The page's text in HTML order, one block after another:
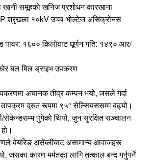
समूहको खनिज प्रशोधन कारखाना
श्रृंखला १०kV उच्च-भोल्टेज असिंक्रोनस
पावर: १६०० किलोवाट घूर्णन गति: १४९० आर/
बल मिल ड्राइभ उपकरण
अचानक तीव्र कम्पन भयो, जसले गर्दा
तापक्रम द्रुत रूपमा ९५° सेल्सियससम्म बढ्यो।
सेकेन्डसम्म पुगेको थियो, जुन सुरक्षित सञ्चालन
बेयरिङ असेंब्लीबाट असामान्य आवाजहरू
जसका कारण मर्मतका लागि तत्काल बन्द गर्नुपर्ने